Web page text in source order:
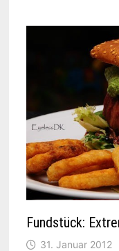
Fundstück:
31. Januar 2012